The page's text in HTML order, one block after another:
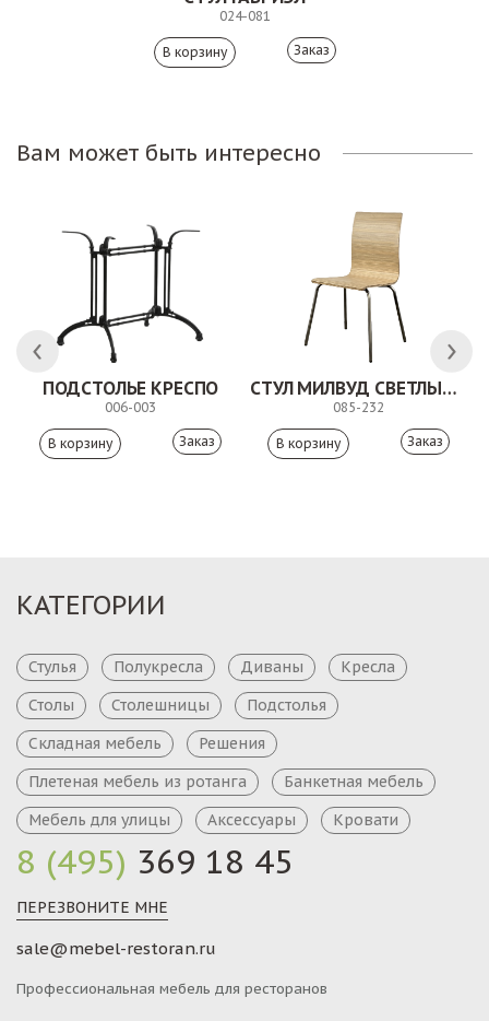
024-081
Заказ
Вам может быть интересно
ПОДСТОЛЬЕ КРЕСПО
006-003
Заказ
СТУЛ МИЛВУД СВЕТЛЫЙ ШЕЛК
085-232
Заказ
8 (495) 369 18 45
ПЕРЕЗВОНИТЕ МНЕ
sale@mebel-restoran.ru
Профессиональная мебель для ресторанов
КАТЕГОРИИ
Стулья Полукресла Диваны
Кресла
Столы
Столешницы
Подстолья
Складная мебель
Решения
Плетеная мебель из ротанга
Банкетная мебель
Мебель для улицы
Аксессуары Кровати